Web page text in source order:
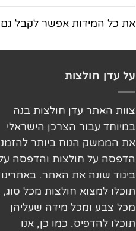
את כל המידות אפשר לקבל גם
על עדן חולצות
צוות האתר עדן חולצות בנה
במיוחד עבור הצרכן הישראלי
את הממשק הנוח ביותר
הדפסה על חולצות והדפסה
ביגוד שונה את האתר. באתרינו
תוכלו למצוא חולצות מכל סוג,
מכל צבע ומכל מידה שעליהן
תוכלו להדפיס. כמו כן, אנו